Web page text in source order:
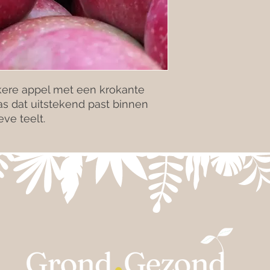
appel met een krokante
dat uitstekend past binnen
teelt.